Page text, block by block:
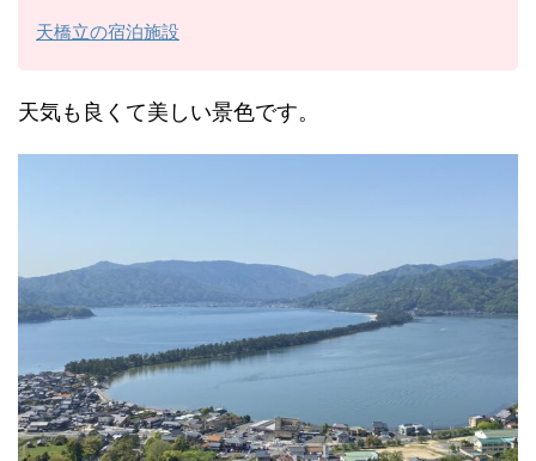
天橋立の宿泊施設
天気も良くて美しい景色です。